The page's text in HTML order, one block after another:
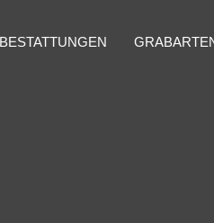
BESTATTUNGEN